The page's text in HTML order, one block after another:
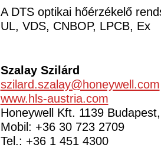
A DTS optikai hőérzékelő
UL, VDS, CNBOP, LPCB, Ex
Szalay Szilárd
szilard.szalay@honeywell.com
www.hls-austria.com
Honeywell Kft. 1139
Mobil: +36 30 723 2709
Tel.: +36 1 451 4300